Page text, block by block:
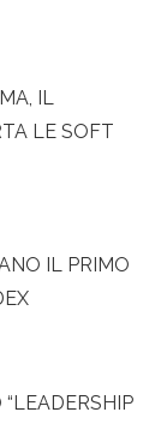
IL
LE SOFT
IL PRIMO